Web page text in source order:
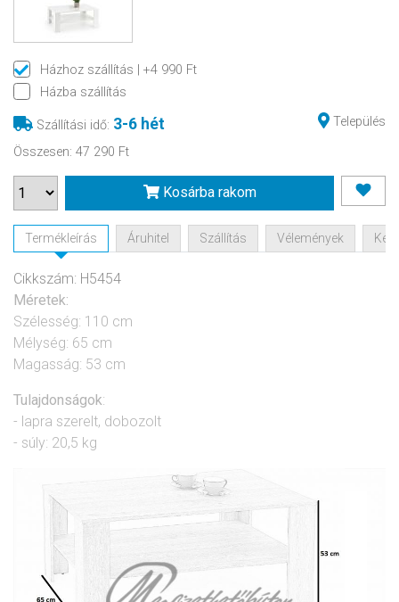
Házhoz szállítás
| +4 990 Ft
Házba szállítás
Szállítási idő: 3-6 hét
Település
Összesen: 47 290 Ft
Kosárba rakom
Termékleírás Áruhitel Szállítás Vélemények
Cikkszám: H5454
Méretek:
Szélesség: 110 cm
Mélység: 65 cm
Magasság: 53 cm
Tulajdonságok:
- lapra szerelt, dobozolt
- súly: 20,5 kg